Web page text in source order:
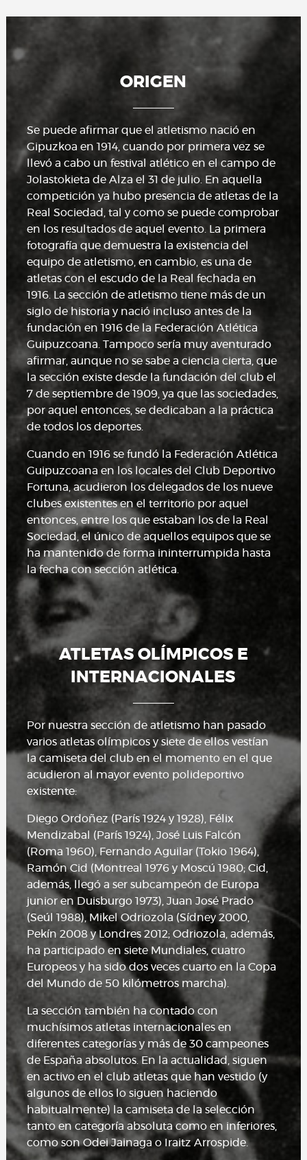
ORIGEN
Se puede afirmar que el atletismo nació en
Gipuzkoa en 1914, cuando por primera vez se
llevó a cabo un festival atlético en el campo de
Jolastokieta de Alza el 31 de julio. En aquella
competición ya hubo presencia de atletas de la
Real Sociedad, tal y como se puede comprobar
en los resultados de aquel evento. La primera
fotografía que demuestra la existencia del
equipo de atletismo, en cambio, es una de
atletas con el escudo de la Real fechada en
1916. La sección de atletismo tiene más de un
siglo de historia y nació incluso antes de la
fundación en 1916 de la Federación Atlética
Guipuzcoana. Tampoco sería muy aventurado
afirmar, aunque no se sabe a ciencia cierta, que
la sección existe desde la fundación del club el
7 de septiembre de 1909, ya que las sociedades,
por aquel entonces, se dedicaban a la práctica
de todos los deportes.
Cuando en 1916 se fundó la Federación Atlética
Guipuzcoana en los locales del Club Deportivo
Fortuna, acudieron los delegados de los nueve
clubes existentes en el territorio por aquel
entonces, entre los que estaban los de la Real
Sociedad, el único de aquellos equipos que se
ha mantenido de forma ininterrumpida hasta
la fecha con sección atlética.
ATLETAS OLÍMPICOS E
INTERNACIONALES
Por nuestra sección de atletismo han pasado
varios atletas olímpicos y siete de ellos vestían
la camiseta del club en el momento en el que
acudieron al mayor evento polideportivo
existente:
Diego Ordoñez (París 1924 y 1928), Félix
Mendizabal (París 1924), José Luis Falcón
(Roma 1960), Fernando Aguilar (Tokio 1964),
Ramón Cid (Montreal 1976 y Moscú 1980; Cid,
además, llegó a ser subcampeón de Europa
junior en Duisburgo 1973), Juan José Prado
(Seúl 1988), Mikel Odriozola (Sídney 2000,
Pekín 2008 y Londres 2012; Odriozola, además,
ha participado en siete Mundiales, cuatro
Europeos y ha sido dos veces cuarto en la Copa
del Mundo de 50 kilómetros marcha).
La sección también ha contado con
muchísimos atletas internacionales en
diferentes categorías y más de 30 campeones
de España absolutos. En la actualidad, siguen
en activo en el club atletas que han vestido (y
algunos de ellos lo siguen haciendo
habitualmente) la camiseta de la selección
tanto en categoría absoluta como en inferiores,
como son Odei Jainaga o Iraitz Arrospide.